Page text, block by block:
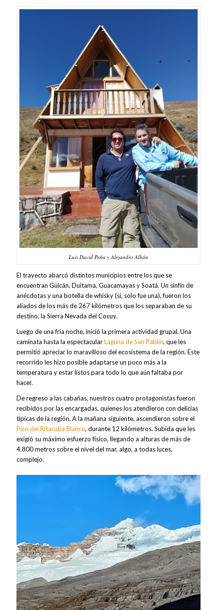
Luis David Peña y Alejandro Albán
El trayecto abarcó distintos municipios entre los que se
encuentran Güicán, Duitama, Guacamayas y Soatá. Un sinfín de
anécdotas y una botella de whisky (si, solo fue una), fueron los
aliados de los más de 267 kilómetros que los separaban de su
destino, la Sierra Nevada del Cocuy.
Luego de una fría noche, inició la primera actividad grupal. Una
caminata hasta la espectacularLaguna de San Pablín, que les
permitió apreciar lo maravilloso del ecosistema de la región. Este
recorrido les hizo posible adaptarse un poco más a la
temperatura y estar listos para todo lo que aún faltaba por
hacer.
De regreso a las cabañas, nuestros cuatro protagonistas fueron
recibidos por las encargadas, quienes los atendieron con delicias
típicas de la región. A la mañana siguiente, ascendieron sobre el
Pico del Ritacuba Blanco, durante 12 kilómetros. Subida que les
exigió su máximo esfuerzo físico, llegando a alturas de más de
4.800 metros sobre el nivel del mar, algo, a todas luces,
complejo.